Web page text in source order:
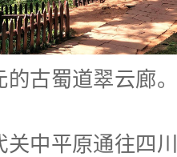
蜀道翠云廊。
中平原通往四川